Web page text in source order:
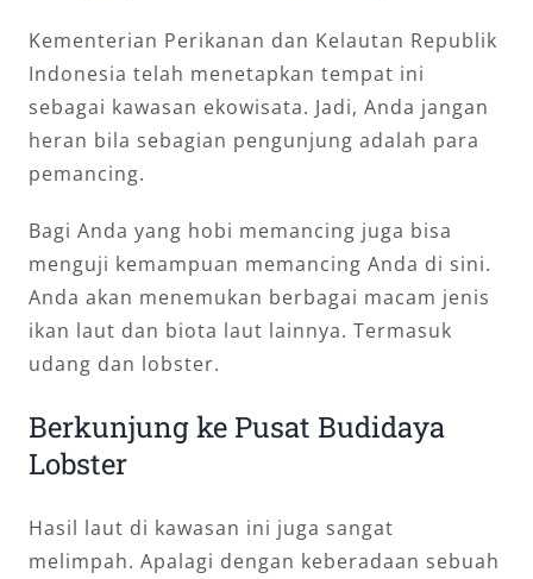
Kementerian Perikanan dan Kelautan Republik
Indonesia telah menetapkan tempat ini
sebagai kawasan ekowisata. Jadi, Anda jangan
heran bila sebagian pengunjung adalah para
pemancing.
Bagi Anda yang hobi memancing juga bisa
menguji kemampuan memancing Anda di sini.
Anda akan menemukan berbagai macam jenis
ikan laut dan biota laut lainnya. Termasuk
udang dan lobster.
Berkunjung ke Pusat Budidaya
Lobster
Hasil laut di kawasan ini juga sangat
melimpah. Apalagi dengan keberadaan sebuah